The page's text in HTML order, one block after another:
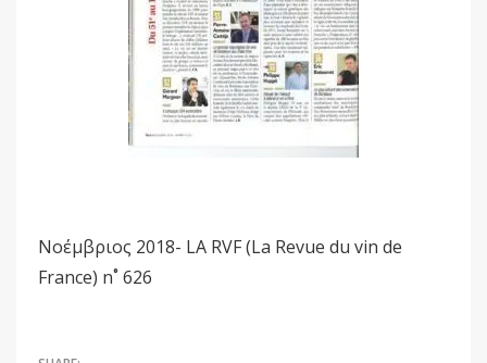
Νοέμβριος 2018- LA RVF (La Revue du vin de
France) n˚ 626